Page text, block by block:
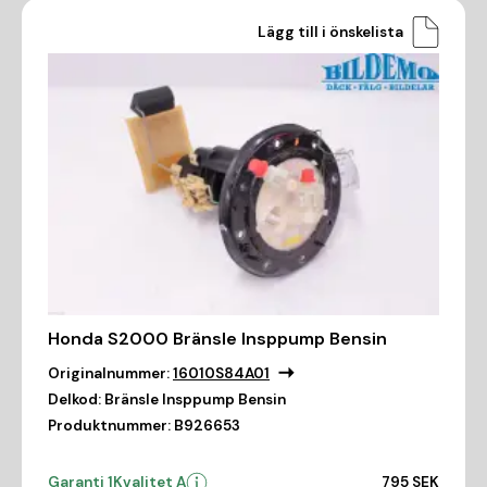
Lägg till i önskelista
Honda S2000 Bränsle Insppump Bensin
Originalnummer:16010S84A01
Delkod: Bränsle Insppump Bensin
Produktnummer: B926653
Garanti 1Kvalitet A 795 SEK